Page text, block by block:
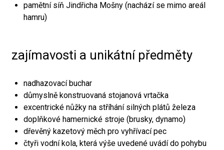
pamětní síň Jindřicha Mošny (nachází se mimo areál
hamru)
zajímavosti a unikátní předměty
nadhazovací buchar
důmyslně konstruovaná stojanová vrtačka
excentrické nůžky na stříhání silných plátů železa
doplňkové hamernické stroje (brusky, dynamo)
dřevěný kazetový měch pro vyhřívací pec
čtyři vodní kola, která výše uvedené uvádí do pohybu